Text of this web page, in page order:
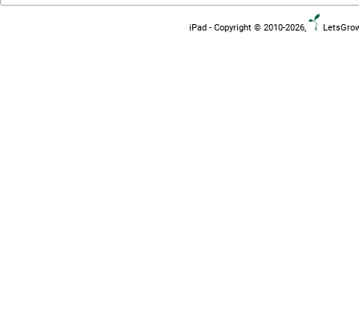
iPad - Copyright © 2010-2026,